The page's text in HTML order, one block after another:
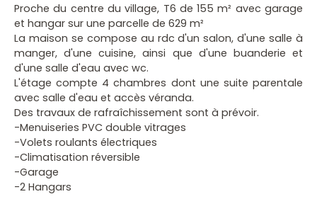
Proche du centre du village, T6 de 155 m² avec garage
et hangar sur une parcelle de 629 m²
La maison se compose au rdc d'un salon, d'une salle à
manger, d'une cuisine, ainsi que d'une buanderie et
d'une salle d'eau avec wc.
L'étage compte 4 chambres dont une suite parentale
avec salle d'eau et accès véranda.
Des travaux de rafraîchissement sont à prévoir.
-Menuiseries PVC double vitrages
-Volets roulants électriques
-Climatisation réversible
-Garage
-2 Hangars